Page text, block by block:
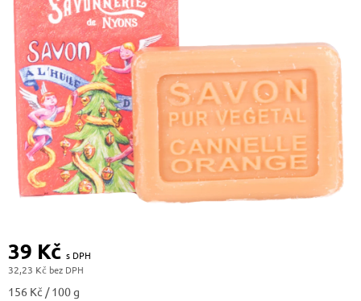
39 Kč
32,23 Kč
Měrná
156 Kč / 100 g